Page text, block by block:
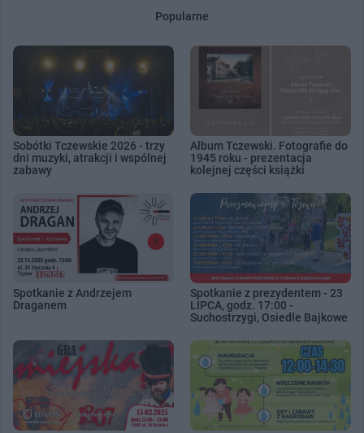
Popularne
Sobótki Tczewskie 2026 - trzy
dni muzyki, atrakcji i wspólnej
zabawy
Album Tczewski. Fotografie do
1945 roku - prezentacja
kolejnej części książki
Spotkanie z Andrzejem
Draganem
Spotkanie z prezydentem - 23
LIPCA, godz. 17:00 -
Suchostrzygi, Osiedle Bajkowe